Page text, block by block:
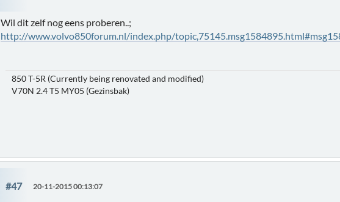
Wil dit zelf nog eens proberen..;
http://www.volvo850forum.nl/index.php/
850 T-5R (Currently being renovated and modified)
V70N 2.4 T5 MY05 (Gezinsbak)
#47 20-11-2015 00:13:07